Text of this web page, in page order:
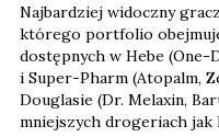
Najbardziej widoczny
którego portfolio
dostępnych w Hebe (One-
i Super-Pharm (Atopalm,
Douglasie (Dr. Melaxin,
mniejszych drogeriach jak